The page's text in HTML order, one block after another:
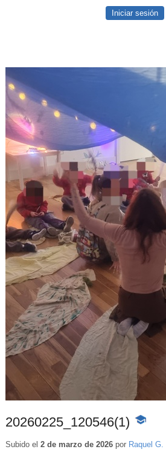
Iniciar sesión
20260225_120546(1)
-
educativo
Subido el 2 de marzo de 2026por Raquel G.